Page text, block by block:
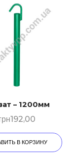
– 1200мм
192,00
В КОРЗИНУ